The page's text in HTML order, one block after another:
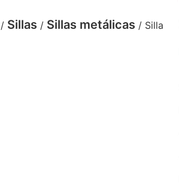
/ Sillas / Sillas metálicas / Silla